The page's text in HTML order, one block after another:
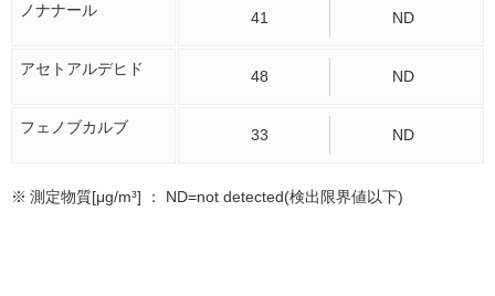
ノナナール 41 ND
アセトアルデヒド 48 ND
フェノブカルブ 33 ND
※ 測定物質[μg/m³] ： ND=not detected(検出限界値以下)